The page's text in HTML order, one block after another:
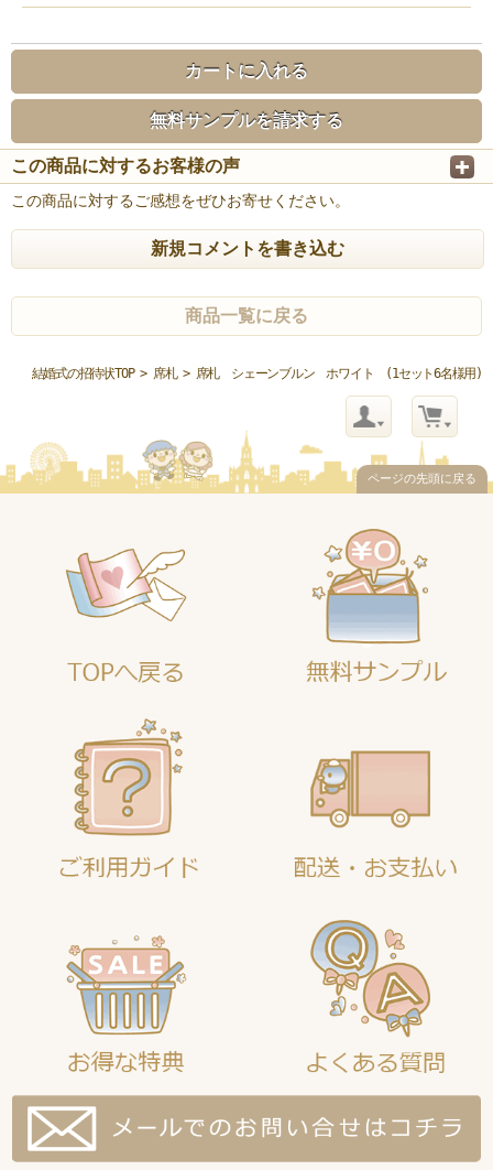
カートに入れる
無料サンプルを請求する
この商品に対するお客様の声
この商品に対するご感想をぜひお寄せください。
新規コメントを書き込む
商品一覧に戻る
結婚式の招待状TOP> 席札> 席札 シェーンブルン ホワイト (1セット6名様用)
ページの先頭に戻る